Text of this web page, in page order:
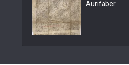
Aurifaber